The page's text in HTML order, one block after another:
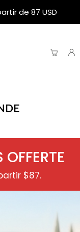
de 87 USD
$87.